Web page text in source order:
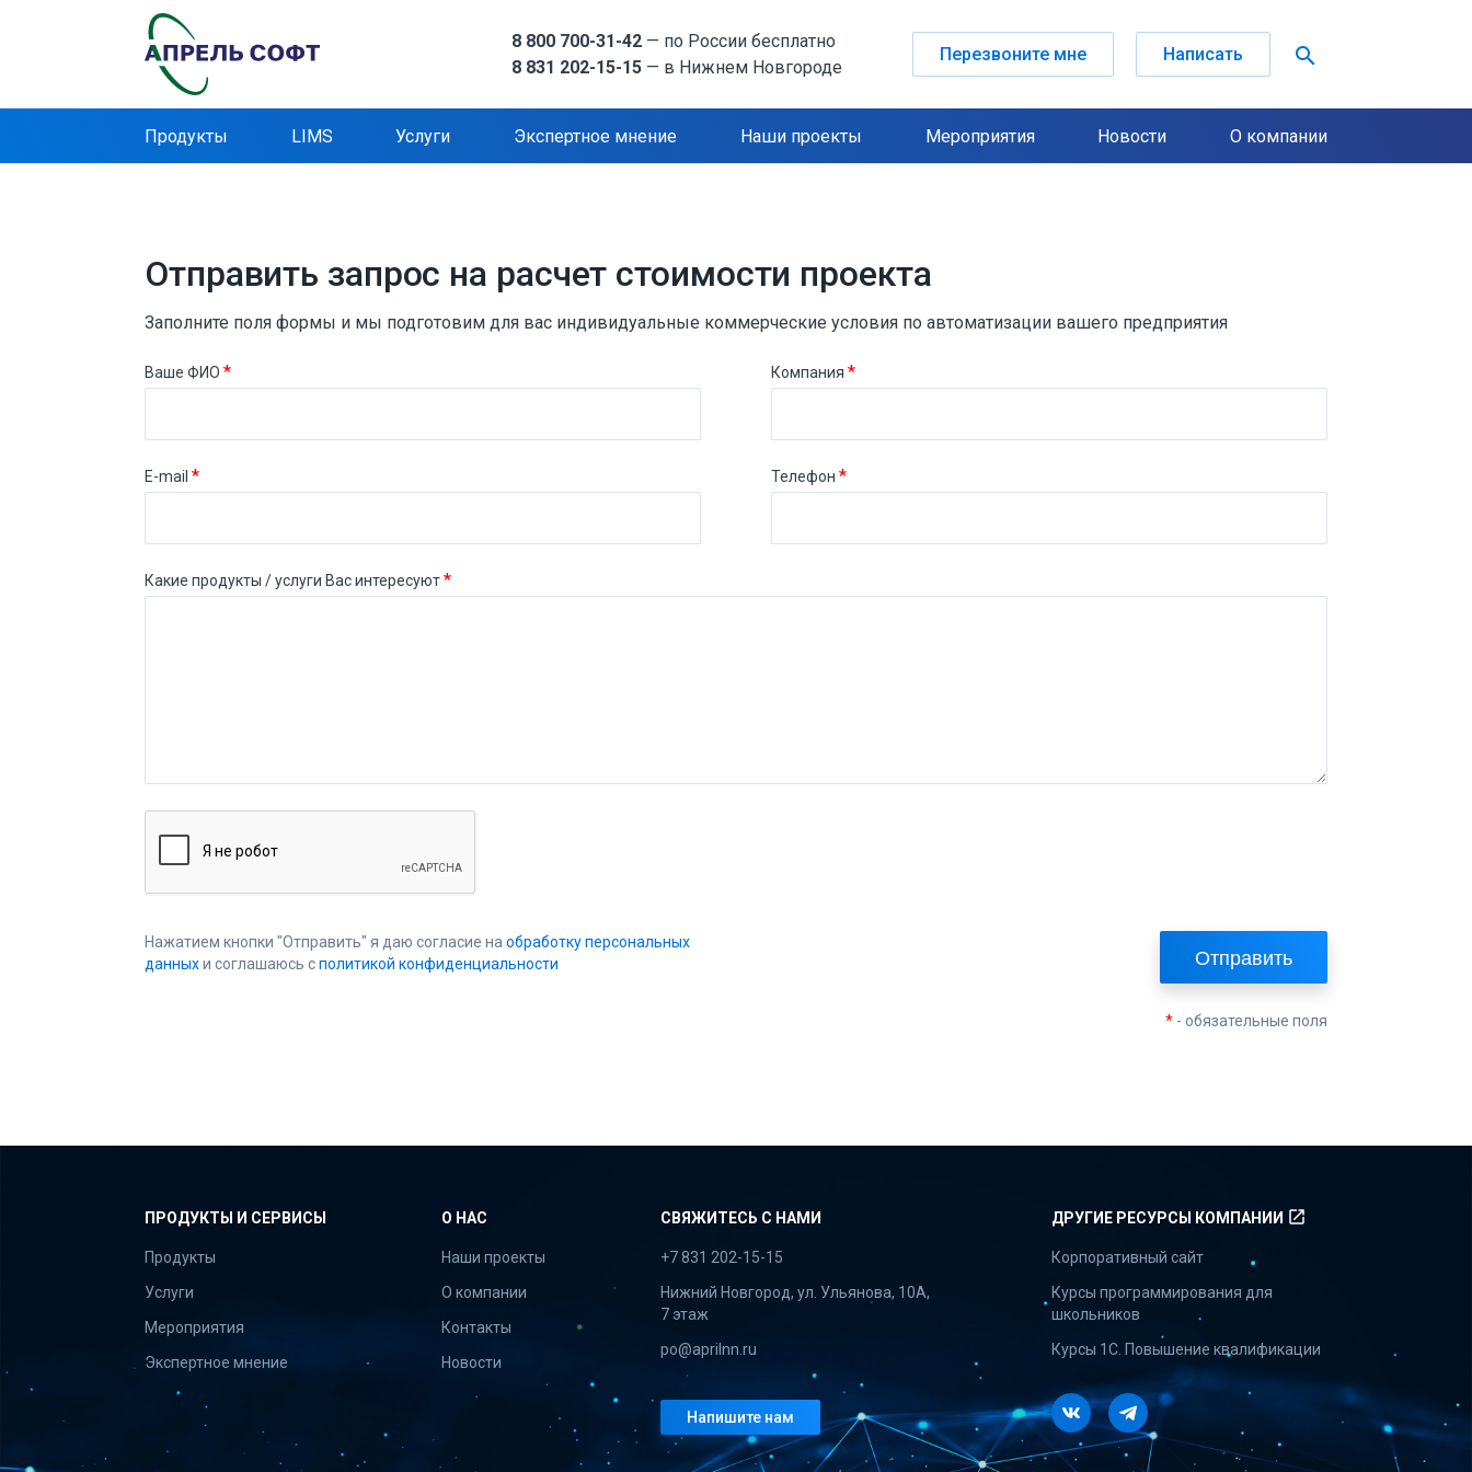
8 800 700-31-42 — по России бесплатно
8 831 202-15-15 — в Нижнем Новгороде
Перезвоните мне Написать search
Продукты LIMS Услуги Экспертное мнение Наши проекты Мероприятия Новости О компании
Отправить запрос на расчет стоимости проекта
Заполните поля формы и мы подготовим для вас индивидуальные коммерческие условия по автоматизации вашего предприятия
Ваше ФИО * Компания*
E-mail * Телефон*
Какие продукты / услуги Вас интересуют*
Нажатием кнопки "Отправить" я даю согласие на обработку персональных
данныхи соглашаюсь сполитикой конфиденциальности
* - обязательные поля
ПРОДУКТЫ И СЕРВИСЫ
Продукты
Услуги
Мероприятия
Экспертное мнение
О НАС
Наши проекты
О компании
Контакты
Новости
СВЯЖИТЕСЬ С НАМИ
+7 831 202-15-15
Нижний Новгород, ул. Ульянова, 10А,
7 этаж
po@aprilnn.ru
Напишите нам
ДРУГИЕ РЕСУРСЫ КОМПАНИИ launch
Корпоративный сайт
Курсы программирования для
школьников
Курсы 1С. Повышение квалификации
VkontakteTelegram